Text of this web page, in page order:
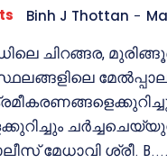
Binh J Thottan -
ചിറങ്ങര,
മേധാവി ശ്രീ. B....